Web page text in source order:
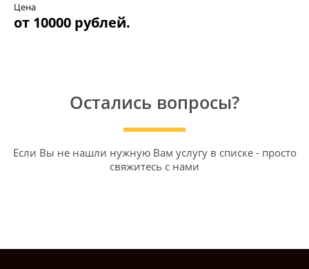
Цена
от 10000 рублей.
Остались вопросы?
Если Вы не нашли нужную Вам услугу в списке - просто
свяжитесь с нами